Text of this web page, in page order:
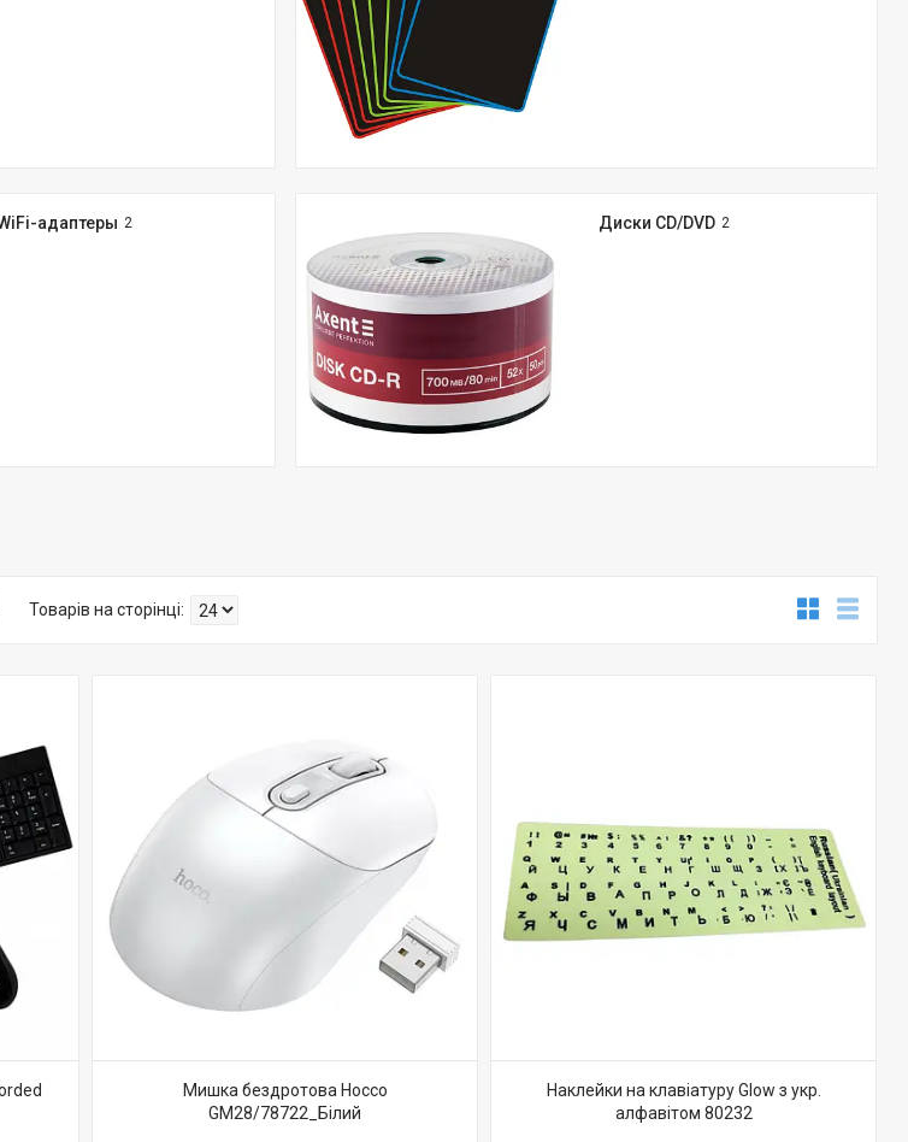
адаптеры 2 Диски CD/DVD 2
Мишка бездротова Hocco
GM28/78722_Білий
Наклейки на клавіатуру Glow з укр.
алфавітом 80232